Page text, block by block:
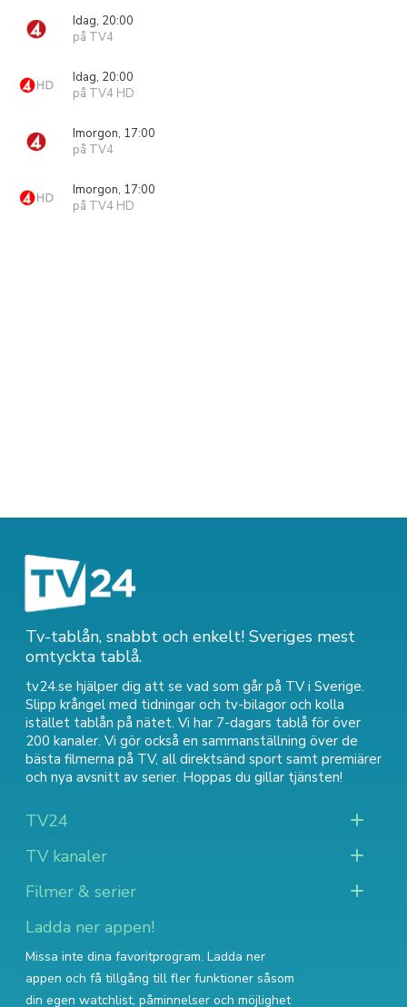
Idag, 20:00
på TV4
Idag, 20:00
på TV4 HD
Imorgon, 17:00
på TV4
Imorgon, 17:00
på TV4 HD
Tv-tablån, snabbt och enkelt! Sveriges mest
omtyckta tablå.
tv24.se hjälper dig att se vad som går på TV i Sverige.
Slipp krångel med tidningar och tv-bilagor och kolla
istället tablån på nätet. Vi har 7-dagars tablå för över
200 kanaler. Vi gör också en sammanställning över de
bästa filmerna på TV, all direktsänd sport samt premiärer
och nya avsnitt av serier. Hoppas du gillar tjänsten!
TV24
TV kanaler
Filmer & serier
Ladda ner appen!
Missa inte dina favoritprogram. Ladda ner
appen och få tillgång till fler funktioner såsom
din egen watchlist, påminnelser och möjlighet